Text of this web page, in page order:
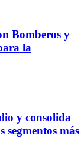
Bomberos y
la
y consolida
segmentos más